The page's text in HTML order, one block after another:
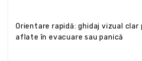
Orientare rapidă: ghidaj vizual clar
aflate în evacuare sau panică